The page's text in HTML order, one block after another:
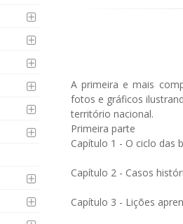
A primeira e mais
fotos e gráficos
território nacional.
Primeira parte
Capítulo 1 - O ciclo das
Capítulo 2 - Casos
Capítulo 3 - Lições